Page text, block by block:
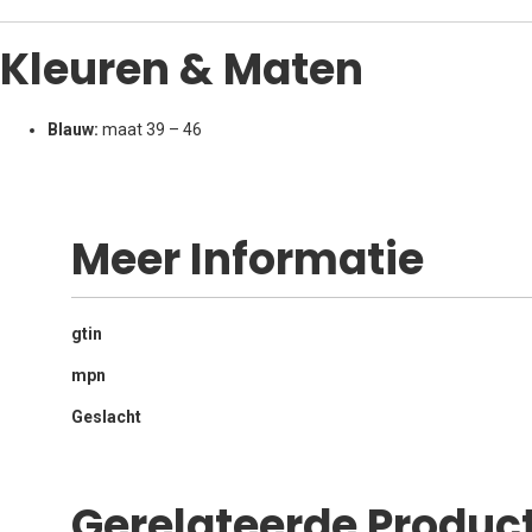
Kleuren & Maten
Blauw: maat 39 – 46
Meer Informatie
Meer
informatie
gtin
mpn
Geslacht